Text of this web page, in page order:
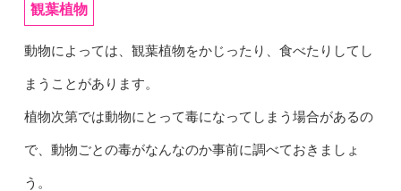
観葉植物
動物によっては、観葉植物をかじったり、食べたりしてし
まうことがあります。
植物次第では動物にとって毒になってしまう場合があるの
で、動物ごとの毒がなんなのか事前に調べておきましょ
う。